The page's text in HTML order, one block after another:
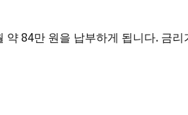
84만 원을 납부하게 됩니다. 금